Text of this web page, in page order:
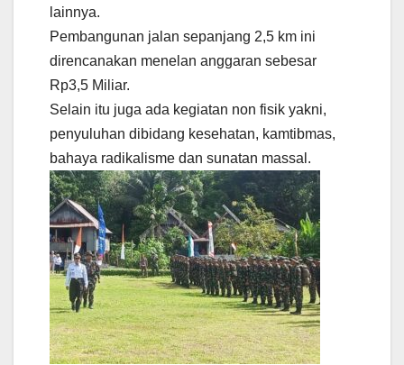
lainnya.
Pembangunan jalan sepanjang 2,5 km ini
direncanakan menelan anggaran sebesar
Rp3,5 Miliar.
Selain itu juga ada kegiatan non fisik yakni,
penyuluhan dibidang kesehatan, kamtibmas,
bahaya radikalisme dan sunatan massal.